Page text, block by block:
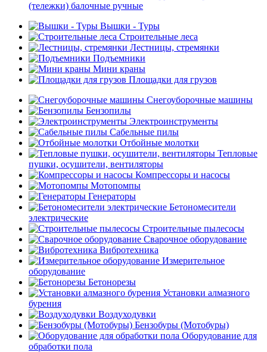
(тележки) балочные ручные
Вышки - Туры
Строительные леса
Лестницы, стремянки
Подъемники
Мини краны
Площадки для грузов
Снегоуборочные машины
Бензопилы
Электроинструменты
Сабельные пилы
Отбойные молотки
Тепловые
пушки, осушители, вентиляторы
Компрессоры и насосы
Мотопомпы
Генераторы
Бетономесители
электрические
Строительные пылесосы
Сварочное оборудование
Вибротехника
Измерительное
оборудование
Бетонорезы
Установки алмазного
бурения
Воздуходувки
Бензобуры (Мотобуры)
Оборудование для
обработки пола